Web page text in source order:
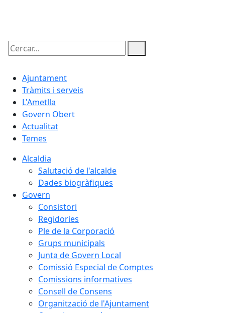
Cercar:
Ajuntament
Tràmits i serveis
L'Ametlla
Govern Obert
Actualitat
Temes
Alcaldia
Salutació de l'alcalde
Dades biogràfiques
Govern
Consistori
Regidories
Ple de la Corporació
Grups municipals
Junta de Govern Local
Comissió Especial de Comptes
Comissions informatives
Consell de Consens
Organització de l'Ajuntament